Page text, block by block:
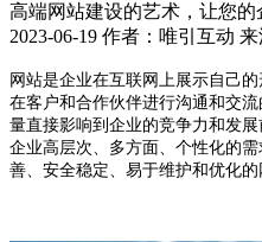
高端网站建设的艺术，让您
2023-06-19 作者：唯引互动
网站是企业在互联网上展示自己
在客户和合作伙伴进行沟通和交
量直接影响到企业的竞争力和发
企业高层次、多方面、个性化的
善、安全稳定、易于维护和优化的